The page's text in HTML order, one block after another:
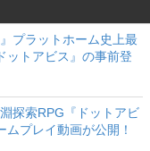
プラットホーム史上最
ットアビス』の事前登
探索RPG『ドットアビ
プレイ動画が公開！